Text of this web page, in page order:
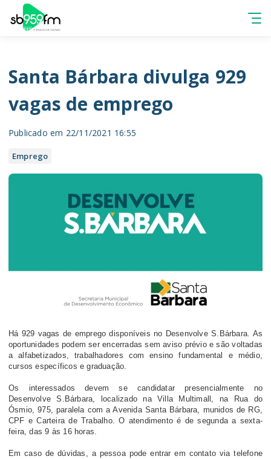
Santa Bárbara divulga 929
vagas de emprego
Publicado em 22/11/2021 16:55
Emprego
Há 929 vagas de emprego disponíveis no Desenvolve S.Bárbara. As
oportunidades podem ser encerradas sem aviso prévio e são voltadas
a alfabetizados, trabalhadores com ensino fundamental e médio,
cursos específicos e graduação.
Os interessados devem se candidatar presencialmente no
Desenvolve S.Bárbara, localizado na Villa Multimall, na Rua do
Ósmio, 975, paralela com a Avenida Santa Bárbara, munidos de RG,
CPF e Carteira de Trabalho. O atendimento é de segunda a sexta-
feira, das 9 às 16 horas.
Em caso de dúvidas, a pessoa pode entrar em contato via telefone